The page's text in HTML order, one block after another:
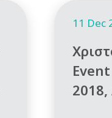
11 Dec